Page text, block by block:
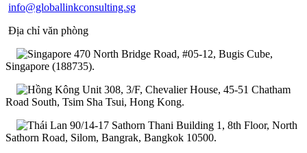
info@globallinkconsulting.sg
Địa chỉ văn phòng
470 North Bridge Road, #05-12, Bugis Cube,
Singapore (188735).
Unit 308, 3/F, Chevalier House, 45-51 Chatham
Road South, Tsim Sha Tsui, Hong Kong.
90/14-17 Sathorn Thani Building 1, 8th Floor, North
Sathorn Road, Silom, Bangrak, Bangkok 10500.